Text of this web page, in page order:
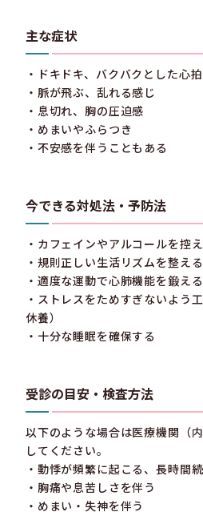
主な症状
・ドキドキ、バクバクとした心
・脈が飛ぶ、乱れる感じ
・息切れ、胸の圧迫感
・めまいやふらつき
・不安感を伴うこともある
今できる対処法・予防法
・カフェインやアルコールを控
・規則正しい生活リズムを整える
・適度な運動で心肺機能を鍛える
・ストレスをためすぎないよう
休養）
・十分な睡眠を確保する
受診の目安・検査方法
以下のような場合は医療機関（
してください。
・動悸が頻繁に起こる、長時間続
・胸痛や息苦しさを伴う
・めまい・失神を伴う